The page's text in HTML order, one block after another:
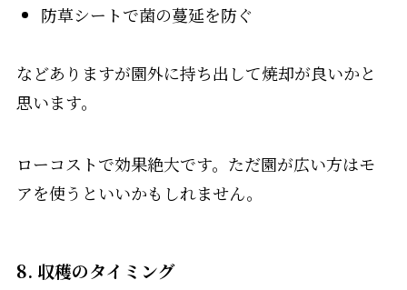
防草シートで菌の蔓延を防ぐ
などありますが園外に持ち出して焼却が良いかと
思います。
ローコストで効果絶大です。ただ園が広い方はモ
アを使うといいかもしれません。
8. 収穫のタイミング